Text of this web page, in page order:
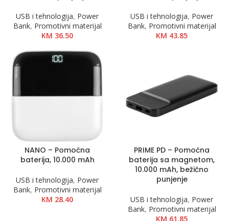
USB i tehnologija, Power
Bank, Promotivni materijal
KM 36.50
USB i tehnologija, Power
Bank, Promotivni materijal
KM 43.85
NANO – Pomoćna
baterija, 10.000 mAh
USB i tehnologija, Power
Bank, Promotivni materijal
KM 28.40
PRIME PD – Pomoćna
baterija sa magnetom,
10.000 mAh, bežično
punjenje
USB i tehnologija, Power
Bank, Promotivni materijal
KM 61.85